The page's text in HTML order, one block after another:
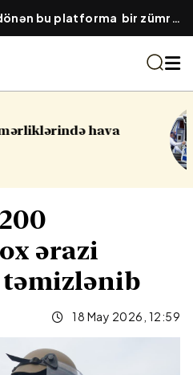
bu platforma bir zümrə
16 yaşlı yeniyetmə öldü,
ərazi
18 May 2026, 12:59